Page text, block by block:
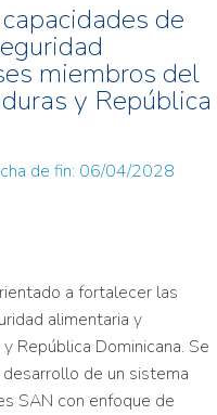
de
miembros del
y República
de fin: 06/04/2028
a fortalecer las
alimentaria y
República Dominicana. Se
de un sistema
SAN con enfoque de